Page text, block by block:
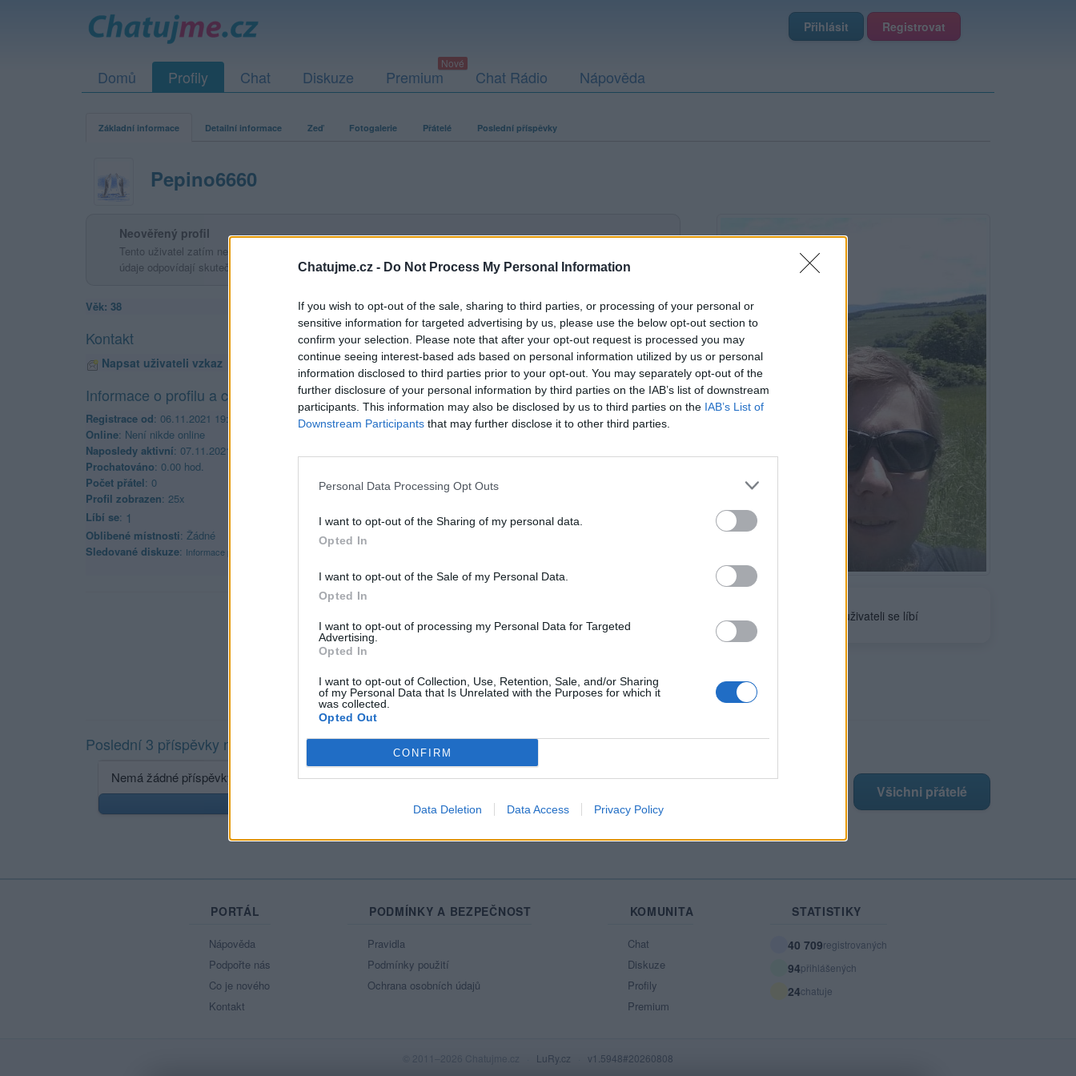
Chatujme.cz - Do Not Process My Personal Information
If you wish to opt-out of the sale, sharing to third parties, or processing of your personal or
sensitive information for targeted advertising by us, please use the below opt-out section to
confirm your selection. Please note that after your opt-out request is processed you may
continue seeing interest-based ads based on personal information utilized by us or personal
information disclosed to third parties prior to your opt-out. You may separately opt-out of the
further disclosure of your personal information by third parties on the IAB’s list of downstream
participants. This information may also be disclosed by us to third parties on the IAB’s List of
Downstream Participants that may further disclose it to other third parties.
Personal Data Processing Opt Outs
I want to opt-out of the Sharing of my personal data.
Opted In
I want to opt-out of the Sale of my Personal Data.
Opted In
I want to opt-out of processing my Personal Data for Targeted
Advertising.
Opted In
I want to opt-out of Collection, Use, Retention, Sale, and/or Sharing
of my Personal Data that Is Unrelated with the Purposes for which it
was collected.
Opted Out
CONFIRM
Data Deletion Data Access Privacy Policy
Přihlásit Registrovat
Domů Profily Chat Diskuze Premium Chat Rádio Nápověda
Základní informace Detailní informace Zeď Fotogalerie Přátelé Poslední příspěvky
Pepino6660
uživateli se líbí
Neověřený profil
Tento uživatel zatím neprokázal svou identitu ověřovací fotografií. U neověřených profilů nelze zaručit, že fotografie a
údaje odpovídají skutečné osobě.
Věk: 38
Kontakt
Napsat uživateli vzkaz
Informace o profilu a chatu
Registrace od: 06.11.2021 19:13
Online: Není nikde online
Naposledy aktivní: 07.11.2021 10:25
Prochatováno: 0.00 hod.
Počet přátel: 0
Profil zobrazen: 25x
Líbí se: 1
Oblibené místnosti: Žádné
Sledované diskuze: Informace pro uživatele
Poslední 3 příspěvky na mé zdi
Nemá žádné příspěvky
Zobrazit celou mou zeď
Moji nejnovější přátelé
Všichni přátelé
PORTÁL
Nápověda
Podpořte nás
Co je nového
Kontakt
PODMÍNKY A BEZPEČNOST
Pravidla
Podmínky použití
Ochrana osobních údajů
KOMUNITA
Chat
Diskuze
Profily
Premium
STATISTIKY
40 709registrovaných
94přihlášených
24chatuje
© 2011–2026 Chatujme.cz LuRy.cz v1.5948#20260808